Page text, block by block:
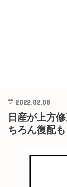
2022.02.08
日産が上方
ちろん復配